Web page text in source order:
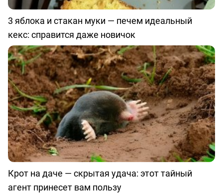
3 яблока и стакан муки — печем идеальный
кекс: справится даже новичок
Крот на даче — скрытая удача: этот тайный
агент принесет вам пользу